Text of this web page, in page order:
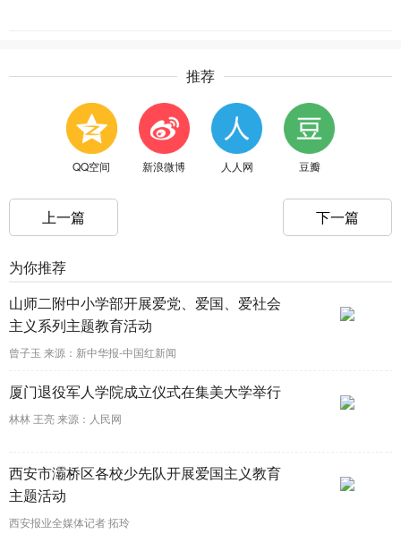
推荐
QQ空间 新浪微博 人人网 豆瓣
上一篇 下一篇
为你推荐
山师二附中小学部开展爱党、爱国、爱社会
主义系列主题教育活动
曾子玉 来源：新中华报-中国红新闻
厦门退役军人学院成立仪式在集美大学举行
林林 王亮 来源：人民网
西安市灞桥区各校少先队开展爱国主义教育
主题活动
西安报业全媒体记者 拓玲